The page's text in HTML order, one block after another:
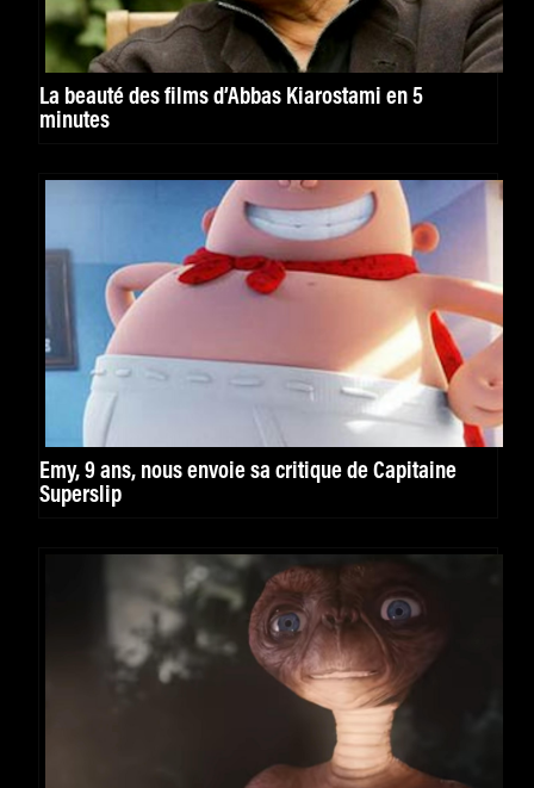
La beauté des films d’Abbas Kiarostami en 5
minutes
Emy, 9 ans, nous envoie sa critique de Capitaine
Superslip